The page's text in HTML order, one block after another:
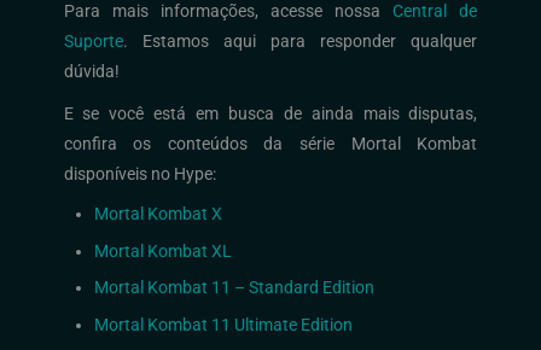
Para mais informações, acesse nossa Central de
Suporte. Estamos aqui para responder qualquer
dúvida!
E se você está em busca de ainda mais disputas,
confira os conteúdos da série Mortal Kombat
disponíveis no Hype:
Mortal Kombat X
Mortal Kombat XL
Mortal Kombat 11 – Standard Edition
Mortal Kombat 11 Ultimate Edition